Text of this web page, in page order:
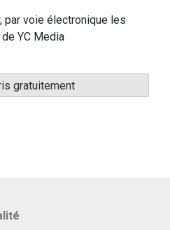
par voie électronique les
YC Media